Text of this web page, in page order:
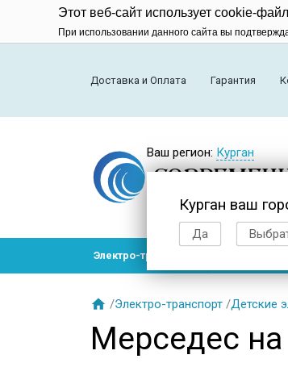
Этот веб-сайт использует cookie-
При использовании данного сайта вы
Доставка и Оплата Гарантия
Ваш регион: Курган
Курган ваш
Да
Электро-транспорт
 /Электро-транспорт /Детские
Мерседес на